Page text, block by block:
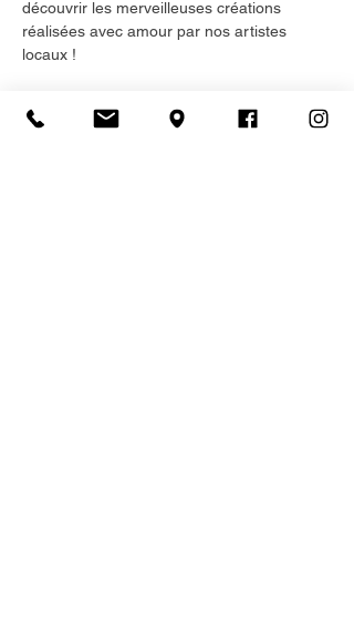
découvrir les merveilleuses créations
réalisées avec amour par nos artistes
locaux !
Inscription